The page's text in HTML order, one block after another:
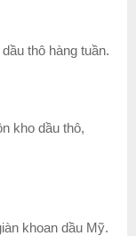
thô hàng tuần.
kho dầu thô,
khoan dầu Mỹ.